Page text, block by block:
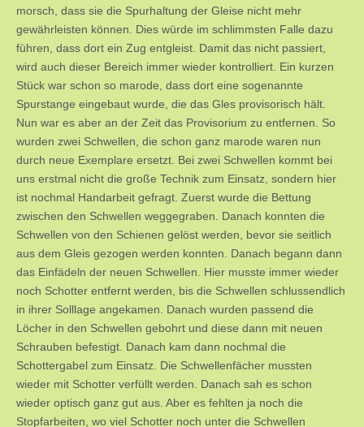
morsch, dass sie die Spurhaltung der Gleise nicht mehr
gewährleisten können. Dies würde im schlimmsten Falle dazu
führen, dass dort ein Zug entgleist. Damit das nicht passiert,
wird auch dieser Bereich immer wieder kontrolliert. Ein kurzen
Stück war schon so marode, dass dort eine sogenannte
Spurstange eingebaut wurde, die das Gles provisorisch hält.
Nun war es aber an der Zeit das Provisorium zu entfernen. So
wurden zwei Schwellen, die schon ganz marode waren nun
durch neue Exemplare ersetzt. Bei zwei Schwellen kommt bei
uns erstmal nicht die große Technik zum Einsatz, sondern hier
ist nochmal Handarbeit gefragt. Zuerst wurde die Bettung
zwischen den Schwellen weggegraben. Danach konnten die
Schwellen von den Schienen gelöst werden, bevor sie seitlich
aus dem Gleis gezogen werden konnten. Danach begann dann
das Einfädeln der neuen Schwellen. Hier musste immer wieder
noch Schotter entfernt werden, bis die Schwellen schlussendlich
in ihrer Solllage angekamen. Danach wurden passend die
Löcher in den Schwellen gebohrt und diese dann mit neuen
Schrauben befestigt. Danach kam dann nochmal die
Schottergabel zum Einsatz. Die Schwellenfächer mussten
wieder mit Schotter verfüllt werden. Danach sah es schon
wieder optisch ganz gut aus. Aber es fehlten ja noch die
Stopfarbeiten, wo viel Schotter noch unter die Schwellen